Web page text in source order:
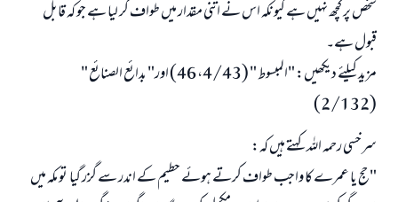
شخص پر کچھ نہیں ہے کیونکہ اس نے اتنی مقدار میں طواف کر لیا ہے جو کہ قابل
قبول ہے۔
مزید کیلئے دیکھیں: "المبسوط " (4/43، 46) اور" بدائع الصنائع "
(2/132)
سرخسی رحمہ اللہ کہتے ہیں کہ:
"حج یا عمرے کا واجب طواف کرتے ہوئے حطیم کے اندر سے گزر گیا تو مکہ میں